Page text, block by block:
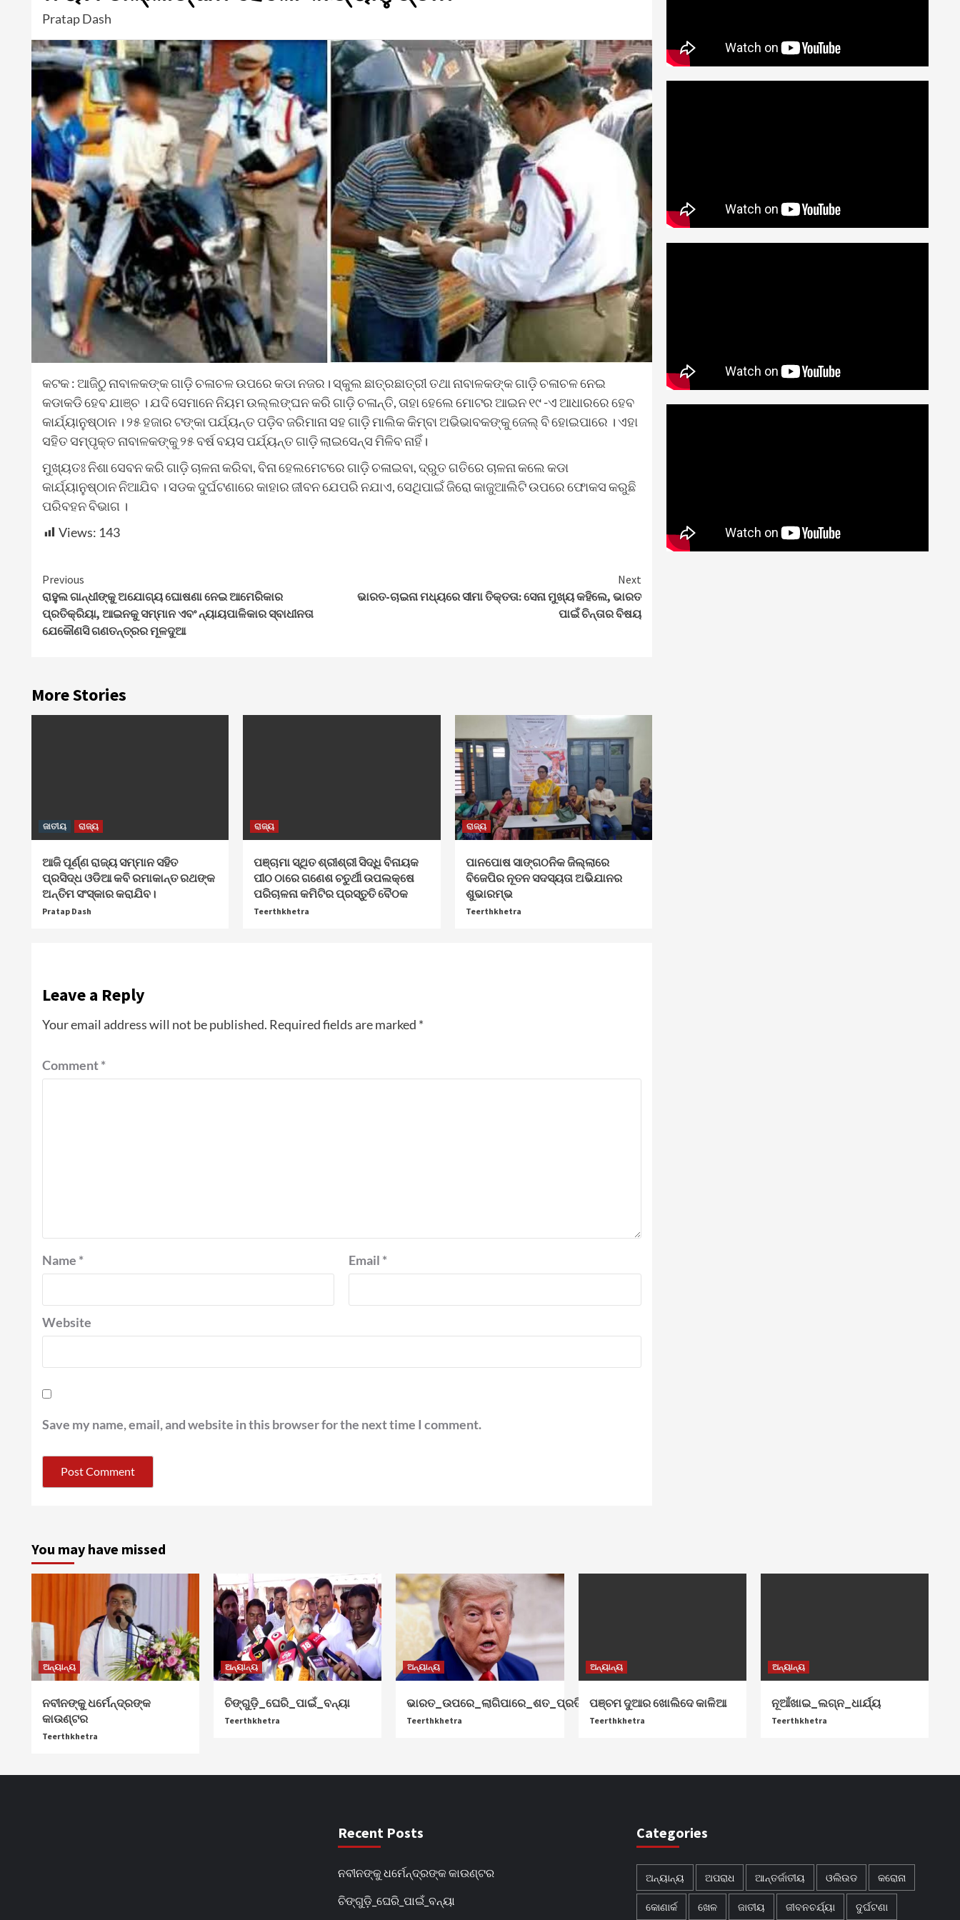
Pratap Dash
କଟକ : ଆଜିଠୁ ନାବାଳକଙ୍କ ଗାଡ଼ି ଚଳାଚଳ ଉପରେ କଡା ନଜର। ସ୍କୁଲ ଛାତ୍ରଛାତ୍ରୀ ତଥା ନାବାଳକଙ୍କ ଗାଡ଼ି ଚଳାଚଳ ନେଇ
କଡାକଡି ହେବ ଯାଞ୍ଚ । ଯଦି ସେମାନେ ନିୟମ ଉଲ୍ଲଙ୍ଘନ କରି ଗାଡ଼ି ଚଳାନ୍ତି, ତାହା ହେଲେ ମୋଟର ଆଇନ ୧୯ -ଏ ଆଧାରରେ ହେବ
କାର୍ଯ୍ୟାନୁଷ୍ଠାନ । ୨୫ ହଜାର ଟଙ୍କା ପର୍ଯ୍ୟନ୍ତ ପଡ଼ିବ ଜରିମାନା ସହ ଗାଡ଼ି ମାଲିକ କିମ୍ବା ଅଭିଭାବକଙ୍କୁ ଜେଲ୍ ବି ହୋଇପାରେ । ଏହା
ସହିତ ସମ୍ପୃକ୍ତ ନାବାଳକଙ୍କୁ ୨୫ ବର୍ଷ ବୟସ ପର୍ଯ୍ୟନ୍ତ ଗାଡ଼ି ଲାଇସେନ୍ସ ମିଳିବ ନାହିଁ।
ମୁଖ୍ୟତଃ ନିଶା ସେବନ କରି ଗାଡ଼ି ଚାଳନା କରିବା, ବିନା ହେଲମେଟରେ ଗାଡ଼ି ଚଳାଇବା, ଦ୍ରୁତ ଗତିରେ ଚାଳନା କଲେ କଡା
କାର୍ଯ୍ୟାନୁଷ୍ଠାନ ନିଆଯିବ । ସଡକ ଦୁର୍ଘଟଣାରେ କାହାର ଜୀବନ ଯେପରି ନଯାଏ, ସେଥିପାଇଁ ଜିରୋ କାଜୁଆଲିଟି ଉପରେ ଫୋକସ କରୁଛି
ପରିବହନ ବିଭାଗ ।
Views: 143
Continue
Reading
Previous
ରାହୁଲ ଗାନ୍ଧୀଙ୍କୁ ଅଯୋଗ୍ୟ ଘୋଷଣା ନେଇ ଆମେରିକାର
ପ୍ରତିକ୍ରିୟା, ଆଇନକୁ ସମ୍ମାନ ଏବଂ ନ୍ୟାୟପାଳିକାର ସ୍ବାଧୀନତା
ଯେକୌଣସି ଗଣତନ୍ତ୍ରର ମୂଳଦୁଆ
Next
ଭାରତ-ଚାଇନା ମଧ୍ୟରେ ସୀମା ତିକ୍ତତା: ସେନା ମୁଖ୍ୟ କହିଲେ, ଭାରତ
ପାଇଁ ଚିନ୍ତାର ବିଷୟ
More Stories
ଜାତୀୟ ରାଜ୍ୟ
ଆଜି ପୂର୍ଣ୍ଣ ରାଜ୍ୟ ସମ୍ମାନ ସହିତ
ପ୍ରସିଦ୍ଧ ଓଡିଆ କବି ରମାକାନ୍ତ ରଥଙ୍କ
ଅନ୍ତିମ ସଂସ୍କାର କରାଯିବ।
Pratap Dash
ରାଜ୍ୟ
ପଞ୍ଚାମା ସ୍ଥିତ ଶ୍ରୀଶ୍ରୀ ସିଦ୍ଧି ବିନାୟକ
ପୀଠ ଠାରେ ଗଣେଶ ଚତୁର୍ଥୀ ଉପଲକ୍ଷେ
ପରିଚାଳନା କମିଟିର ପ୍ରସ୍ତୁତି ବୈଠକ
Teerthkhetra
ରାଜ୍ୟ
ପାନପୋଷ ସାଙ୍ଗଠନିକ ଜିଲ୍ଲାରେ
ବିଜେପିର ନୂତନ ସଦସ୍ୟତା ଅଭିଯାନର
ଶୁଭାରମ୍ଭ
Teerthkhetra
Leave a Reply
Your email address will not be published. Required fields are marked *
Comment*
Name * Email *
Website
Save my name, email, and website in this browser for the next time I comment.
You may have missed
ଅନ୍ୟାନ୍ୟ
ନବୀନଙ୍କୁ ଧର୍ମେନ୍ଦ୍ରଙ୍କ
କାଉଣ୍ଟର
Teerthkhetra
ଅନ୍ୟାନ୍ୟ
ଚିଙ୍ଗୁଡ଼ି_ଘେରି_ପାଇଁ_ବନ୍ୟା
Teerthkhetra
ଅନ୍ୟାନ୍ୟ
ଭାରତ_ଉପରେ_ଲାଗିପାରେ_ଶତ_ପ୍ରତିଶତ_ଟାରିଫ୍
Teerthkhetra
ଅନ୍ୟାନ୍ୟ
ପଞ୍ଚମ ଦୁଆର ଖୋଲିଦେ କାଳିଆ
Teerthkhetra
ଅନ୍ୟାନ୍ୟ
ନୂଆଁଖାଇ_ଲଗ୍ନ_ଧାର୍ଯ୍ୟ
Teerthkhetra
Recent Posts
ନବୀନଙ୍କୁ ଧର୍ମେନ୍ଦ୍ରଙ୍କ କାଉଣ୍ଟର
ଚିଙ୍ଗୁଡ଼ି_ଘେରି_ପାଇଁ_ବନ୍ୟା
Categories
ଅନ୍ୟାନ୍ୟ ଅପରାଧ ଆନ୍ତର୍ଜାତୀୟ ଓଲିଉଡ କରୋନା
କୋଣାର୍କ ଖେଳ ଜାତୀୟ ଜୀବନଚର୍ଯ୍ୟା ଦୁର୍ଘଟଣା